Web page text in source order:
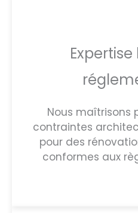
Nous maîtrisons
contraintes
pour des
conformes aux